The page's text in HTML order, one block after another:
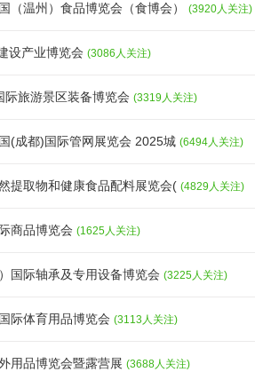
（温州）食品博览会（食博会） (3920人关注)
设产业博览会 (3086人关注)
际旅游景区装备博览会 (3319人关注)
(成都)国际管网展览会 2025城 (6494人关注)
提取物和健康食品配料展览会( (4829人关注)
商品博览会 (1625人关注)
国际轴承及专用设备博览会 (3225人关注)
际体育用品博览会 (3113人关注)
用品博览会暨露营展 (3688人关注)